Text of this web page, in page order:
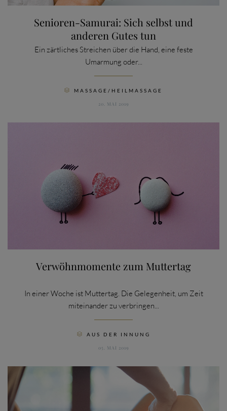
Senioren-Samurai: Sich selbst und
anderen Gutes tun
Ein zärtliches Streichen über die Hand, eine feste
Umarmung oder...
 MASSAGE/HEILMASSAGE
20. MAI 2019
Verwöhnmomente zum Muttertag
In einer Woche ist Muttertag. Die Gelegenheit, um Zeit
miteinander zu verbringen...
 AUS DER INNUNG
05. MAI 2019